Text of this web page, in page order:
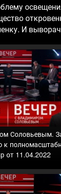
И
Соловьевым.
к
от 11.04.2022